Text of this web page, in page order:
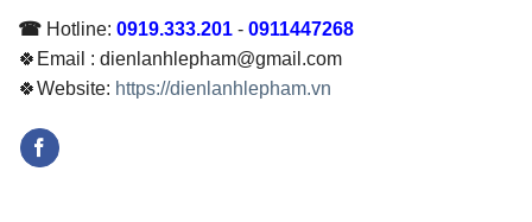
☎ Hotline: 0919.333.201 - 0911447268
🍀Email : dienlanhlepham@gmail.com
🍀Website: https://dienlanhlepham.vn